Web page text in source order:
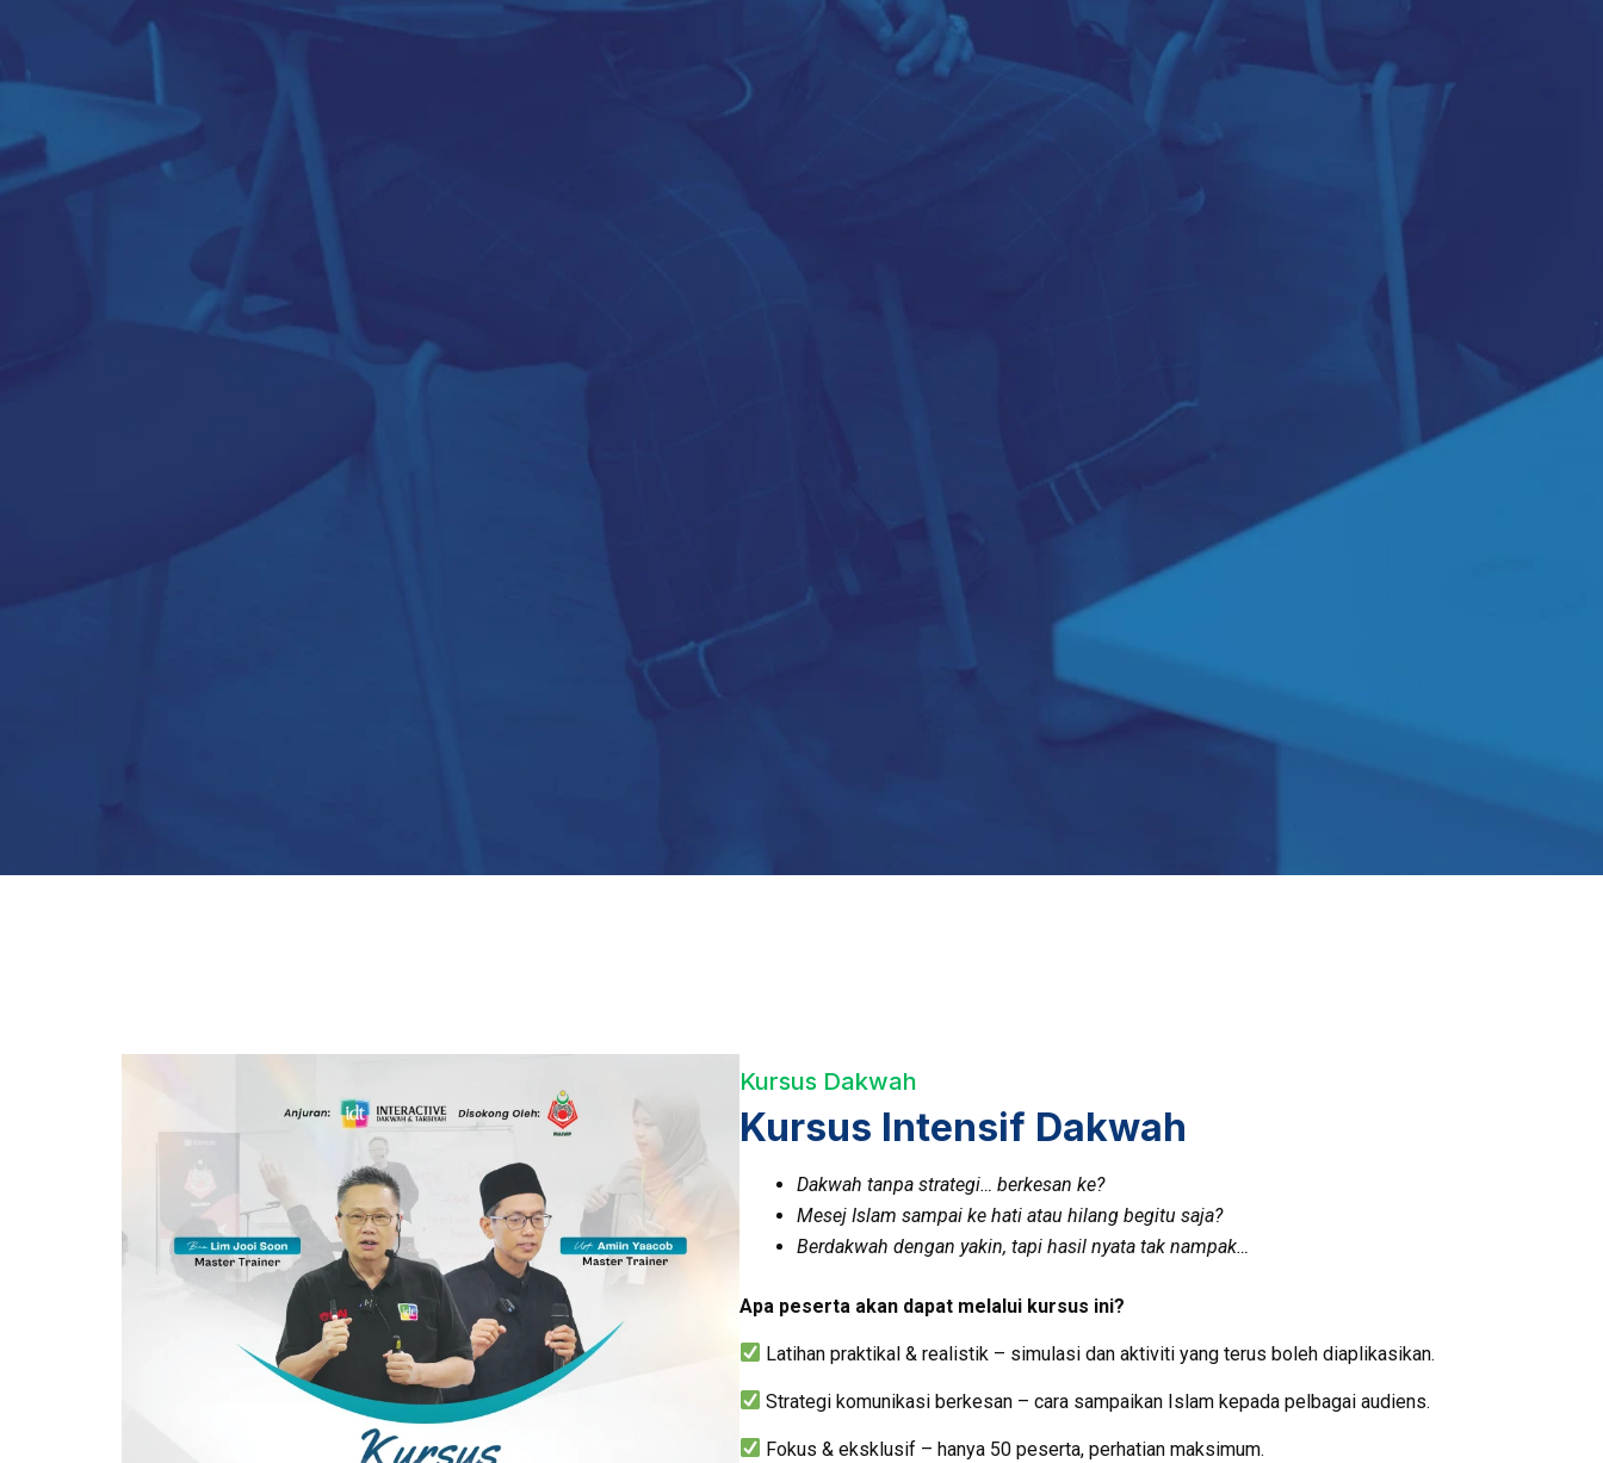
Kursus Dakwah
Kursus Intensif Dakwah
Dakwah tanpa strategi… berkesan ke?
Mesej Islam sampai ke hati atau hilang begitu saja?
Berdakwah dengan yakin, tapi hasil nyata tak nampak…
Apa peserta akan dapat melalui kursus ini?
Latihan praktikal & realistik – simulasi dan aktiviti yang terus boleh diaplikasikan.
Strategi komunikasi berkesan – cara sampaikan Islam kepada pelbagai audiens.
Fokus & eksklusif – hanya 50 peserta, perhatian maksimum.